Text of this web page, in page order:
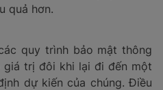
quả hơn.
quy trình bảo mật thông
trị đôi khi lại đi đến một
dự kiến ​​của chúng. Điều